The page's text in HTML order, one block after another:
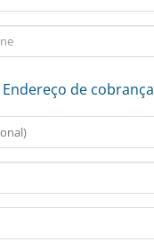
Endereço de cobrança